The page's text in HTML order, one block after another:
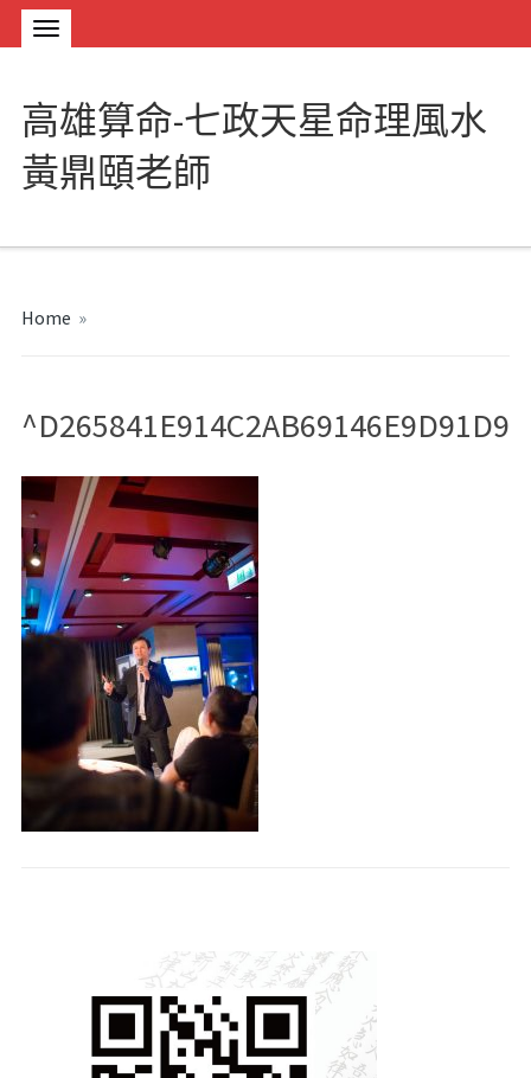
高雄算命-七政天星命理風水
黃鼎頤老師
Home »